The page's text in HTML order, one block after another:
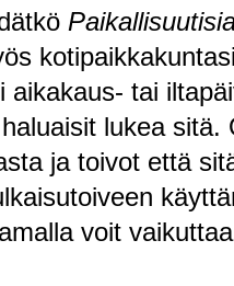
aikakaus- tai
lukea
ja toivot että
voit